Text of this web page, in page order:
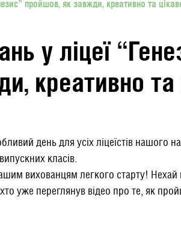
пройшов, як завжди, креативно та
у ліцеї
креативно та
день для усіх ліцеїстів нашого
класів.
вихованцям легкого старту! Нехай
уже переглянув відео про те, як